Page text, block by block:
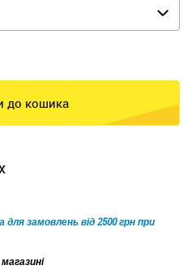
до кошика
замовлень від 2500 грн при